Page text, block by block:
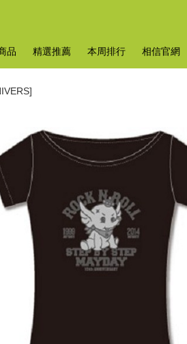
品 精選推薦 本周排行 相信官網